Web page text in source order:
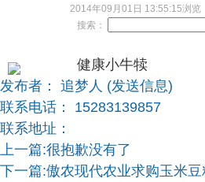
2014年09月01日 13:55:15浏览
搜索：
健康小牛犊
发布者： 追梦人 (发送信息)
联系电话： 15283139857
联系地址：
上一篇:很抱歉没有了
下一篇:傲农现代农业求购玉米